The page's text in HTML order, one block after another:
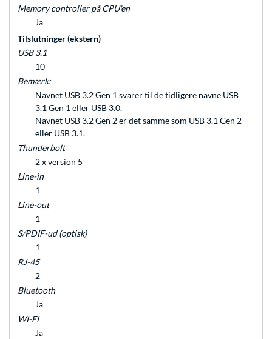
Memory controller på CPU'en
Ja
Tilslutninger (ekstern)
USB 3.1
10
Bemærk:
Navnet USB 3.2 Gen 1 svarer til de tidligere navne USB
3.1 Gen 1 eller USB 3.0.
Navnet USB 3.2 Gen 2 er det samme som USB 3.1 Gen 2
eller USB 3.1.
Thunderbolt
2 x version 5
Line-in
1
Line-out
1
S/PDIF-ud (optisk)
1
RJ-45
2
Bluetooth
Ja
WI-FI
Ja